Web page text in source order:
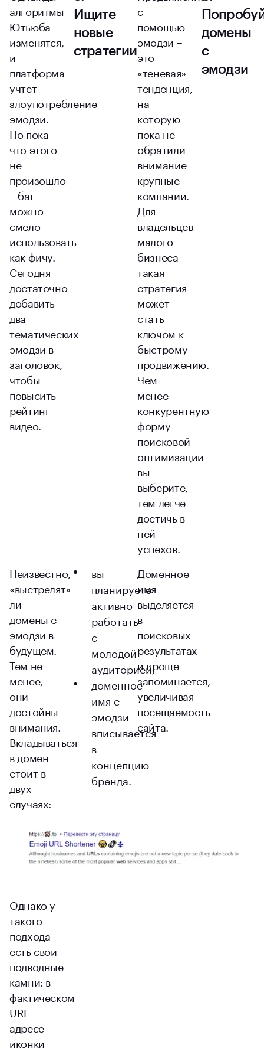
алгоритмы
Ютьюба
изменятся,
и
платформа
учтет
злоупотребление
эмодзи.
Но пока
что этого
не
произошло
– баг
можно
смело
использовать
как фичу.
Сегодня
достаточно
добавить
два
тематических
эмодзи в
заголовок,
чтобы
повысить
рейтинг
видео.
Ищите
новые
стратегии
с
помощью
эмодзи –
это
«теневая»
тенденция,
на
которую
пока не
обратили
внимание
крупные
компании.
Для
владельцев
малого
бизнеса
такая
стратегия
может
стать
ключом к
быстрому
продвижению.
Чем
менее
конкурентную
форму
поисковой
оптимизации
вы
выберите,
тем легче
достичь в
ней
успехов.
домены
с
эмодзи
Неизвестно,
«выстрелят»
ли
домены с
эмодзи в
будущем.
Тем не
менее,
они
достойны
внимания.
Вкладываться
в домен
стоит в
двух
случаях:
вы
планируете
активно
работать
с
молодой
аудиторией;
доменное
имя с
эмодзи
вписывается
в
концепцию
бренда.
Доменное
имя
выделяется
в
поисковых
результатах
и проще
запоминается,
увеличивая
посещаемость
сайта.
Однако у
такого
подхода
есть свои
подводные
камни: в
фактическом
URL-
адресе
иконки